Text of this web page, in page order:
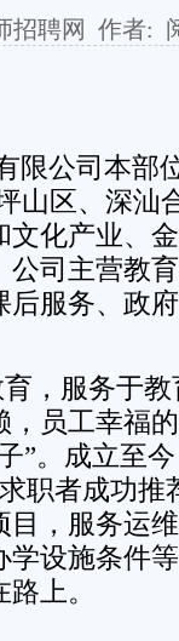
招聘网 作者:
公司本部
山区、深汕
化产业、
司主营教
后服务、政
，服务于教
员工幸福
”。成立至
职者成功推
，服务运
设施条件
上。